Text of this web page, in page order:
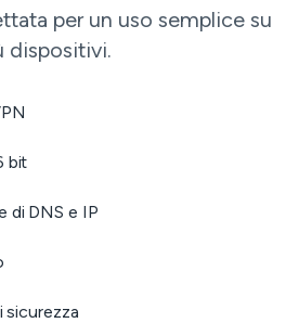
per un uso semplice su
dispositivi.
bit
di DNS e IP
sicurezza